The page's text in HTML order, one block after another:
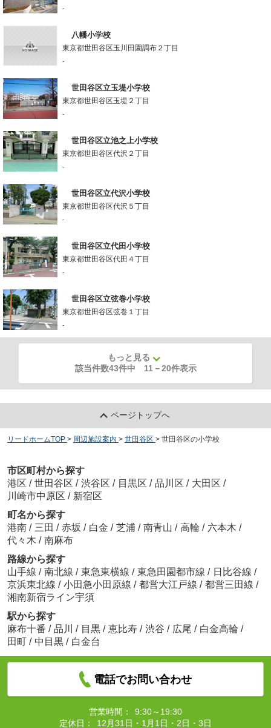
-
八幡小学校
東京都世田谷区玉川田園調布２丁目
-
世田谷区立玉堤小学校
東京都世田谷区玉堤２丁目
-
世田谷区立池之上小学校
東京都世田谷区代沢２丁目
-
世田谷区立代沢小学校
東京都世田谷区代沢５丁目
-
世田谷区立代田小学校
東京都世田谷区代田４丁目
-
世田谷区立弦巻小学校
東京都世田谷区弦巻１丁目
-
もっと見る
該当件数43件中 11 －20件表示
ページトップへ
リードホームTOP > 周辺施設案内 > 世田谷区 > 世田谷区の小学校
市区町村から探す
港区 / 世田谷区 / 渋谷区 / 目黒区 / 品川区 / 大田区 /
川崎市中原区 / 新宿区
町名から探す
港南 / 三田 / 赤坂 / 白金 / 芝浦 / 南青山 / 高輪 / 六本木 /
代々木 / 南麻布
路線から探す
山手線 / 南北線 / 東急東横線 / 東急田園都市線 / 日比谷線 /
京浜東北線 / 小田急小田原線 / 都営大江戸線 / 都営三田線 /
湘南新宿ライン宇須
駅から探す
麻布十番 / 品川 / 目黒 / 恵比寿 / 渋谷 / 広尾 / 白金高輪 /
田町 / 中目黒 / 白金台
電話でお問い合わせ
営業時間：
9:30～19:30
定休日：
12月31日・1月1日・2日・3日